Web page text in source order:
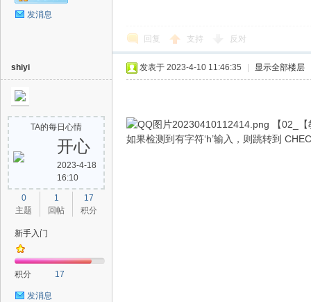
发消息
回复 支持 反对
shiyi
TA的每日心情
开心
2023-4-18
16:10
0
主题
1
回帖
17
积分
新手入门
积分 17
发消息
发表于 2023-4-10 11:46:35 显示全部楼层
【02_
如果检测到有字符‘h’输入，则跳转到